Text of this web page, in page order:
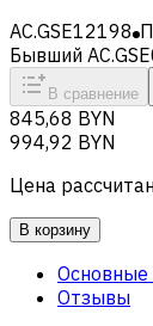
AC.GSE12198
Бывший
В сравнение
845,68 BYN
994,92 BYN
Цена
В корзину
Отзывы